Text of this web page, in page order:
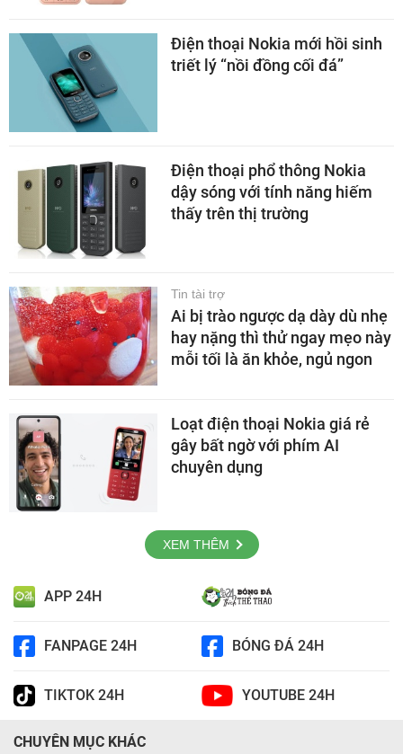
Điện thoại Nokia mới hồi sinh
triết lý “nồi đồng cối đá”
Điện thoại phổ thông Nokia
dậy sóng với tính năng hiếm
thấy trên thị trường
Tin tài trợ
Ai bị trào ngược dạ dày dù nhẹ
hay nặng thì thử ngay mẹo này
mỗi tối là ăn khỏe, ngủ ngon
Loạt điện thoại Nokia giá rẻ
gây bất ngờ với phím AI
chuyên dụng
XEM THÊM
APP 24H
FANPAGE 24H BÓNG ĐÁ 24H
TIKTOK 24H YOUTUBE 24H
CHUYÊN MỤC KHÁC